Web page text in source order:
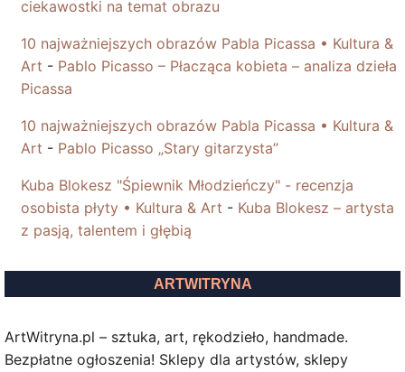
ciekawostki na temat obrazu
10 najważniejszych obrazów Pabla Picassa • Kultura &
Art - Pablo Picasso – Płacząca kobieta – analiza dzieła
Picassa
10 najważniejszych obrazów Pabla Picassa • Kultura &
Art - Pablo Picasso „Stary gitarzysta”
Kuba Blokesz "Śpiewnik Młodzieńczy" - recenzja
osobista płyty • Kultura & Art - Kuba Blokesz – artysta
z pasją, talentem i głębią
ARTWITRYNA
ArtWitryna.pl – sztuka, art, rękodzieło, handmade.
Bezpłatne ogłoszenia! Sklepy dla artystów, sklepy